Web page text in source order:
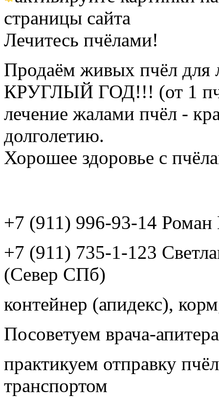
страницы сайта
Лечитесь пчёлами!
Продаём живых пчёл для
КРУГЛЫЙ ГОД!!! (от 1
лечение жалами пчёл -
долголетию.
Хорошее здоровье с
+7 (911) 996-93-14
+7 (911) 735-1-123
(Север СПб)
контейнер (апидекс),
Посоветуем врача-
практикуем отправку
транспортом